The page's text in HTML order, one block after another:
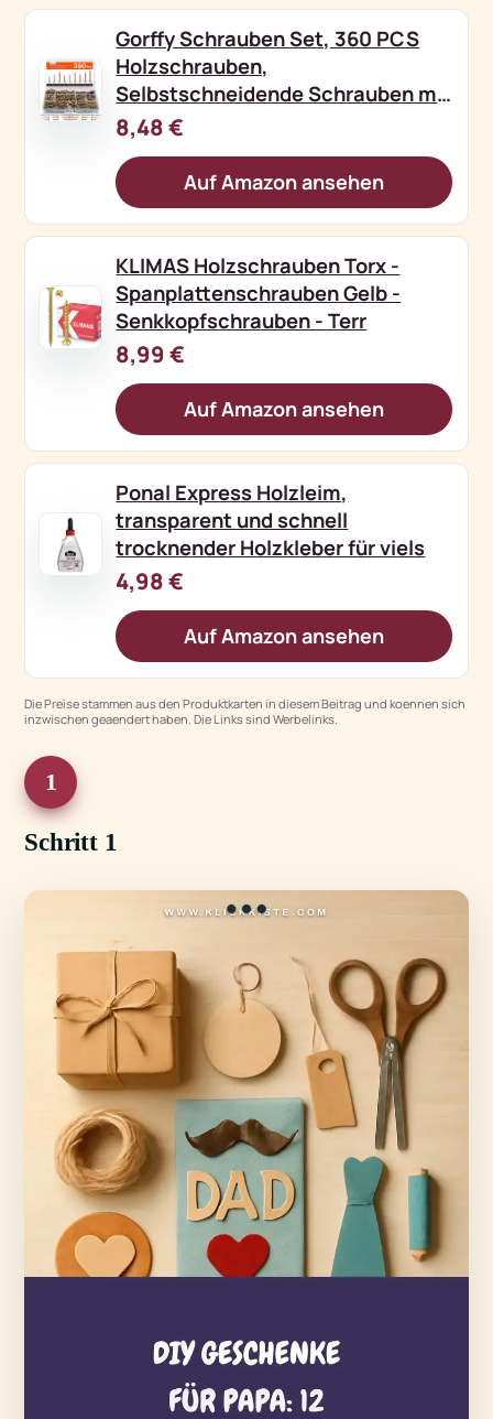
Gorffy Schrauben Set, 360 PCS
Holzschrauben,
Selbstschneidende Schrauben mit
Sen
8,48 €
Auf Amazon ansehen
KLIMAS Holzschrauben Torx -
Spanplattenschrauben Gelb -
Senkkopfschrauben - Terr
8,99 €
Auf Amazon ansehen
Ponal Express Holzleim,
transparent und schnell
trocknender Holzkleber für viels
4,98 €
Auf Amazon ansehen
Die Preise stammen aus den Produktkarten in diesem Beitrag und koennen sich
inzwischen geaendert haben. Die Links sind Werbelinks.
1
Schritt 1